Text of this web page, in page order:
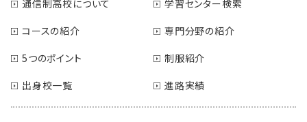
通信制高校について
学習センター検索
コースの紹介
専門分野の紹介
5つのポイント
制服紹介
出身校一覧
進路実績